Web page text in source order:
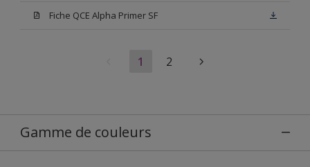
Fiche QCE Alpha Primer SF
1 2
Gamme de couleurs